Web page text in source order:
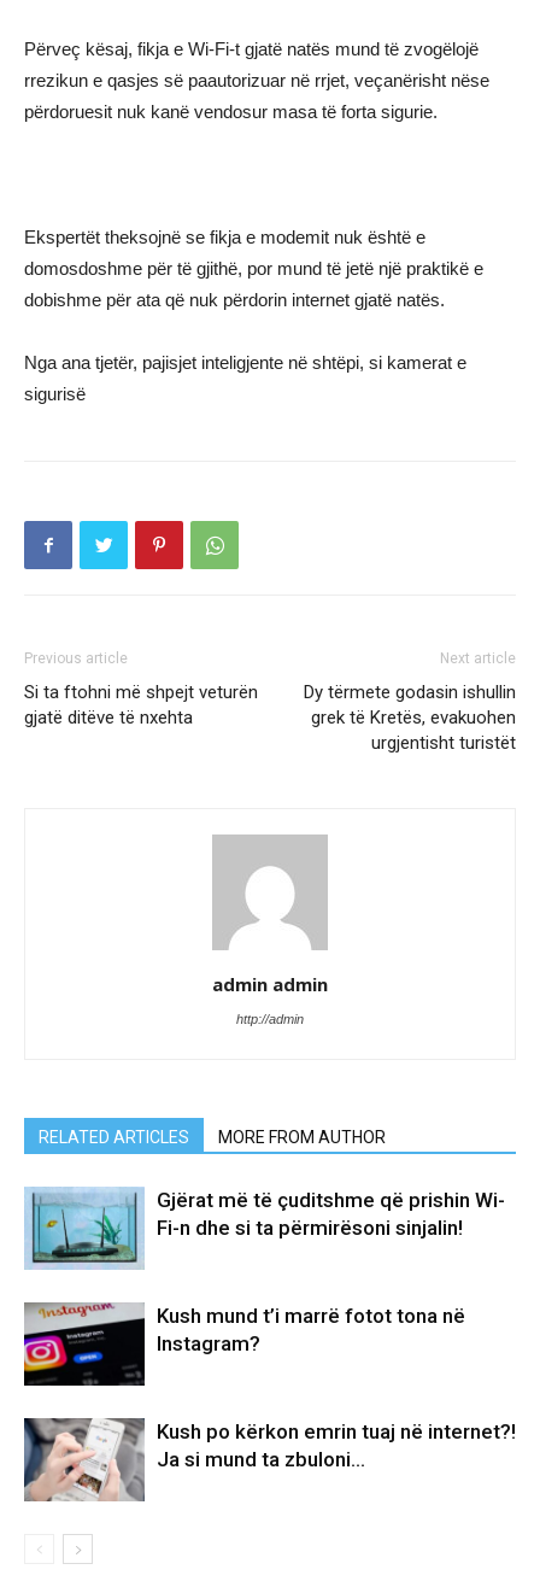
Përveç kësaj, fikja e Wi-Fi-t gjatë natës mund të zvogëlojë
rrezikun e qasjes së paautorizuar në rrjet, veçanërisht nëse
përdoruesit nuk kanë vendosur masa të forta sigurie.
Ekspertët theksojnë se fikja e modemit nuk është e
domosdoshme për të gjithë, por mund të jetë një praktikë e
dobishme për ata që nuk përdorin internet gjatë natës.
Nga ana tjetër, pajisjet inteligjente në shtëpi, si kamerat e
sigurisë
Previous article
Si ta ftohni më shpejt veturën
gjatë ditëve të nxehta
Next article
Dy tërmete godasin ishullin
grek të Kretës, evakuohen
urgjentisht turistët
admin admin
http://admin
RELATED ARTICLES MORE FROM AUTHOR
Gjërat më të çuditshme që prishin Wi-
Fi-n dhe si ta përmirësoni sinjalin!
Kush mund t’i marrë fotot tona në
Instagram?
Kush po kërkon emrin tuaj në internet?!
Ja si mund ta zbuloni…